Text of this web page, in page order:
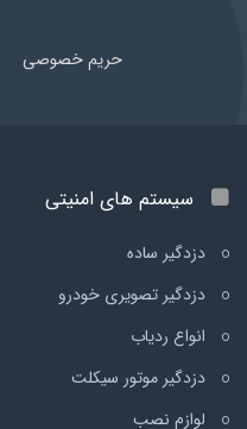
حریم خصوصی
سیستم های امنیتی
دزدگیر ساده
دزدگیر تصویری خودرو
انواع ردیاب
دزدگیر موتور سیکلت
لوازم نصب